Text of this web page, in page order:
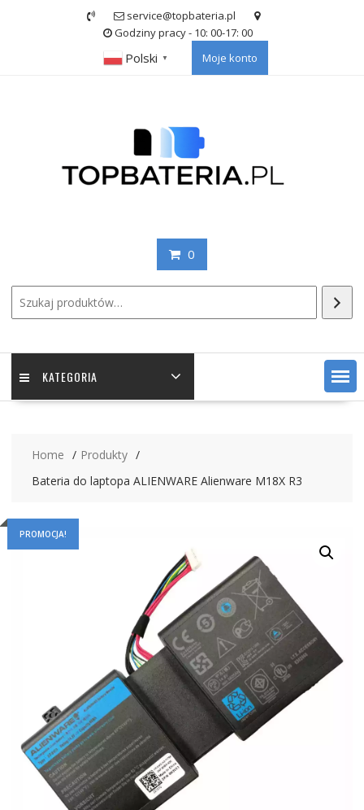
service@topbateria.pl
Godziny pracy - 10: 00-17: 00
Polski ▼ Moje konto
0
KATEGORIA
Home
Produkty
Bateria do laptopa ALIENWARE Alienware M18X R3
PROMOCJA!